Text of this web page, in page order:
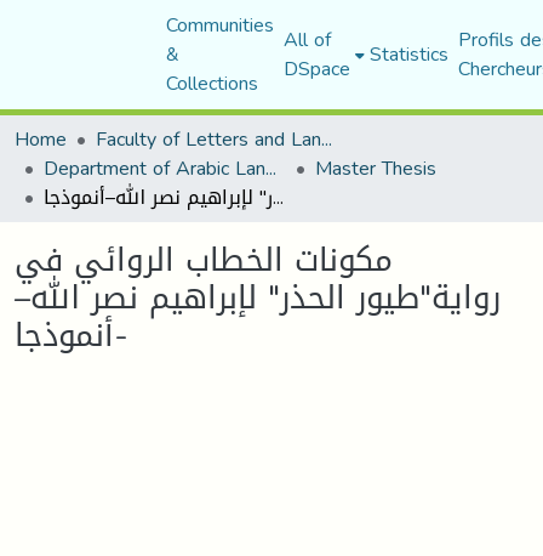
Communities
&
Collections
All of
DSpace Statistics Profils
Home
Faculty of Letters and Languages
Department of Arabic Language and Literature Master Thesis
مكونات الخطاب الروائي في رواية"طيور الحذر" لإبراهيم نصر الله–أنموذجا-
مكونات الخطاب الروائي في
رواية"طيور الحذر" لإبراهيم نصر الله–
أنموذجا-